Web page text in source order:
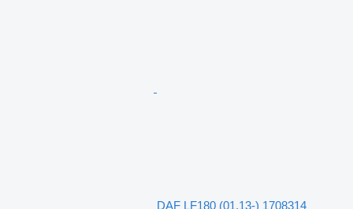
DAF LF180 (01.13-) 1708314